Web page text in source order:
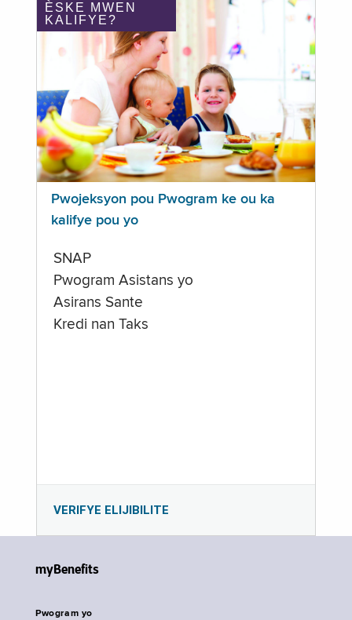
ÈSKE MWEN
KALIFYE?
Pwojeksyon pou Pwogram ke ou ka
kalifye pou yo
SNAP
Pwogram Asistans yo
Asirans Sante
Kredi nan Taks
VERIFYE ELIJIBILITE
myBenefits
Pwogram yo